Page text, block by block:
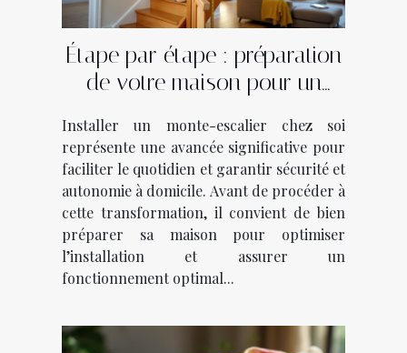
Étape par étape : préparation
de votre maison pour un
Installer un monte-escalier chez soi
représente une avancée significative pour
faciliter le quotidien et garantir sécurité et
autonomie à domicile. Avant de procéder à
cette transformation, il convient de bien
préparer sa maison pour optimiser
l’installation et assurer un
fonctionnement optimal...